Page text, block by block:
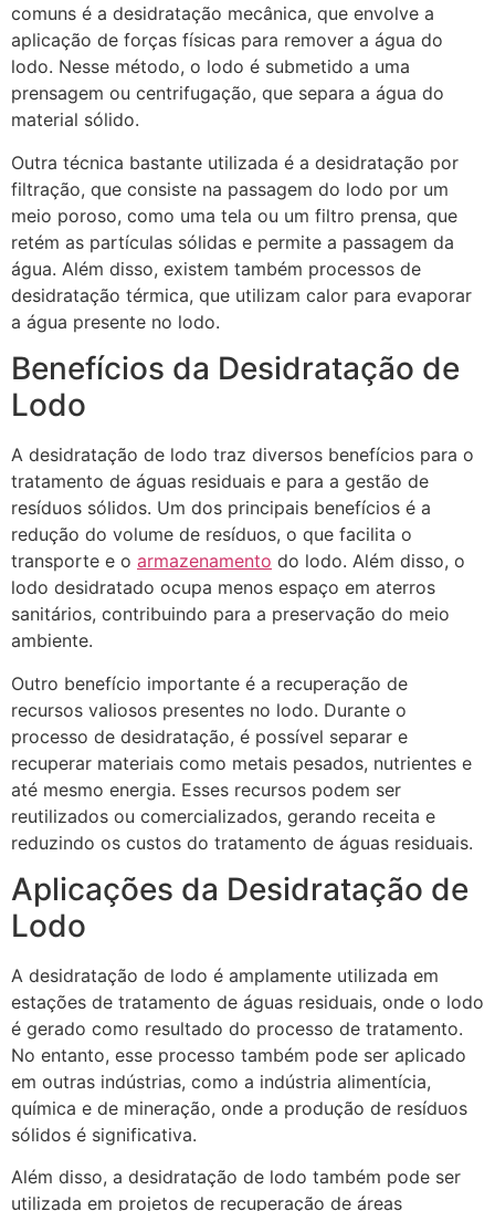
comuns é a desidratação mecânica, que envolve a
aplicação de forças físicas para remover a água do
lodo. Nesse método, o lodo é submetido a uma
prensagem ou centrifugação, que separa a água do
material sólido.
Outra técnica bastante utilizada é a desidratação por
filtração, que consiste na passagem do lodo por um
meio poroso, como uma tela ou um filtro prensa, que
retém as partículas sólidas e permite a passagem da
água. Além disso, existem também processos de
desidratação térmica, que utilizam calor para evaporar
a água presente no lodo.
Benefícios da Desidratação de
Lodo
A desidratação de lodo traz diversos benefícios para o
tratamento de águas residuais e para a gestão de
resíduos sólidos. Um dos principais benefícios é a
redução do volume de resíduos, o que facilita o
transporte e o armazenamento do lodo. Além disso, o
lodo desidratado ocupa menos espaço em aterros
sanitários, contribuindo para a preservação do meio
ambiente.
Outro benefício importante é a recuperação de
recursos valiosos presentes no lodo. Durante o
processo de desidratação, é possível separar e
recuperar materiais como metais pesados, nutrientes e
até mesmo energia. Esses recursos podem ser
reutilizados ou comercializados, gerando receita e
reduzindo os custos do tratamento de águas residuais.
Aplicações da Desidratação de
Lodo
A desidratação de lodo é amplamente utilizada em
estações de tratamento de águas residuais, onde o lodo
é gerado como resultado do processo de tratamento.
No entanto, esse processo também pode ser aplicado
em outras indústrias, como a indústria alimentícia,
química e de mineração, onde a produção de resíduos
sólidos é significativa.
Além disso, a desidratação de lodo também pode ser
utilizada em projetos de recuperação de áreas